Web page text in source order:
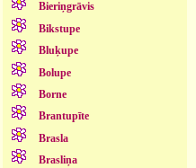
Bieriņgrāvis
Bikstupe
Bluķupe
Bolupe
Borne
Brantupīte
Brasla
Brasliņa